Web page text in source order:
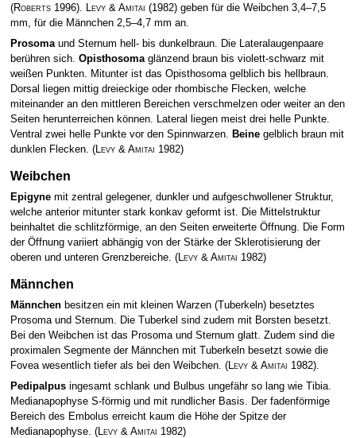
(Roberts1996). Levy & Amitai (1982) geben für die Weibchen 3,4–7,5
mm, für die Männchen 2,5–4,7 mm an.
Prosomaund Sternum hell- bis dunkelbraun. Die Lateralaugenpaare
berühren sich. Opisthosomaglänzend braun bis violett-schwarz mit
weißen Punkten. Mitunter ist das Opisthosoma gelblich bis hellbraun.
Dorsal liegen mittig dreieckige oder rhombische Flecken, welche
miteinander an den mittleren Bereichen verschmelzen oder weiter an den
Seiten herunterreichen können. Lateral liegen meist drei helle Punkte.
Ventral zwei helle Punkte vor den Spinnwarzen.
Beinegelblich braun mit
dunklen Flecken. (Levy & Amitai 1982)
Weibchen
Epigynemit zentral gelegener, dunkler und aufgeschwollener Struktur,
welche anterior mitunter stark konkav geformt ist. Die Mittelstruktur
beinhaltet die schlitzförmige, an den Seiten erweiterte Öffnung. Die Form
der Öffnung variiert abhängig von der Stärke der Sklerotisierung der
oberen und unteren Grenzbereiche. (Levy & Amitai 1982)
Männchen
Männchenbesitzen ein mit kleinen Warzen (Tuberkeln) besetztes
Prosoma und Sternum. Die Tuberkel sind zudem mit Borsten besetzt.
Bei den Weibchen ist das Prosoma und Sternum glatt. Zudem sind die
proximalen Segmente der Männchen mit Tuberkeln besetzt sowie die
Fovea wesentlich tiefer als bei den Weibchen. (Levy & Amitai 1982).
Pedipalpusingesamt schlank und Bulbus ungefähr so lang wie Tibia.
Medianapophyse S-förmig und mit rundlicher Basis. Der fadenförmige
Bereich des Embolus erreicht kaum die Höhe der Spitze der
Medianapophyse. (Levy & Amitai 1982)